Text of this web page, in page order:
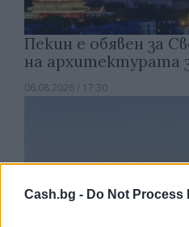
Cash.bg - Do Not Process
Пекин е обявен за
на архитектурата
06.08.2026 / 17:30